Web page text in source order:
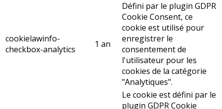
cookielawinfo-
checkbox-analytics
1 an
Défini par le plugin GDPR
Cookie Consent, ce
cookie est utilisé pour
enregistrer le
consentement de
l'utilisateur pour les
cookies de la catégorie
"Analytiques".
Le cookie est défini par le
plugin GDPR Cookie